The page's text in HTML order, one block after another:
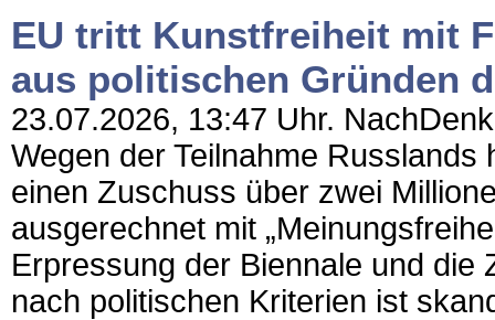
EU tritt Kunstfreiheit mit
aus politischen Gründen
23.07.2026, 13:47 Uhr.
Wegen der Teilnahme
einen Zuschuss über zwei
ausgerechnet mit
Erpressung der Biennale und die
nach politischen Kriterien ist